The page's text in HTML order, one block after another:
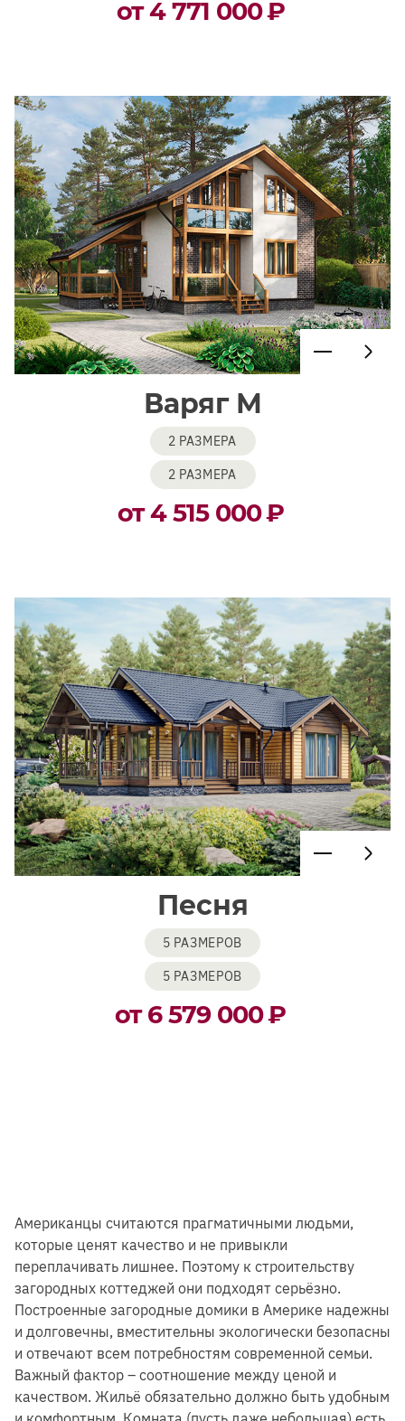
от 4 771 000₽
Варяг М
2 РАЗМЕРА
2 РАЗМЕРА
от 4 515 000₽
Песня
5 РАЗМЕРОВ
5 РАЗМЕРОВ
от 6 579 000₽
Американцы считаются прагматичными людьми,
которые ценят качество и не привыкли
переплачивать лишнее. Поэтому к строительству
загородных коттеджей они подходят серьёзно.
Построенные загородные домики в Америке надежны
и долговечны, вместительны экологически безопасны
и отвечают всем потребностям современной семьи.
Важный фактор – соотношение между ценой и
качеством. Жильё обязательно должно быть удобным